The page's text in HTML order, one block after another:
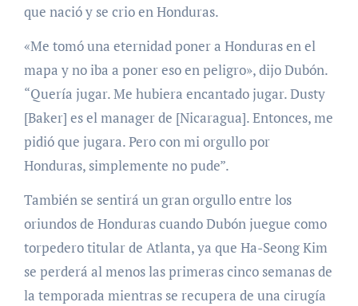
que nació y se crio en Honduras.
«Me tomó una eternidad poner a Honduras en el
mapa y no iba a poner eso en peligro», dijo Dubón.
“Quería jugar. Me hubiera encantado jugar. Dusty
[Baker] es el manager de [Nicaragua]. Entonces, me
pidió que jugara. Pero con mi orgullo por
Honduras, simplemente no pude”.
También se sentirá un gran orgullo entre los
oriundos de Honduras cuando Dubón juegue como
torpedero titular de Atlanta, ya que Ha-Seong Kim
se perderá al menos las primeras cinco semanas de
la temporada mientras se recupera de una cirugía